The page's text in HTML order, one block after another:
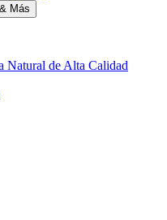
Natural de Alta Calidad